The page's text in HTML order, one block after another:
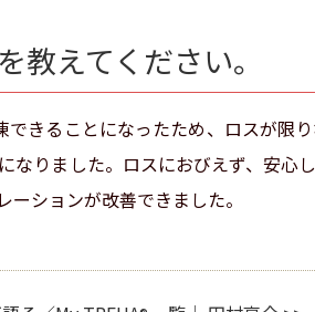
教えてください。
きることになったため、ロスが限
りました。ロスにおびえず、安心
ションが改善できました。